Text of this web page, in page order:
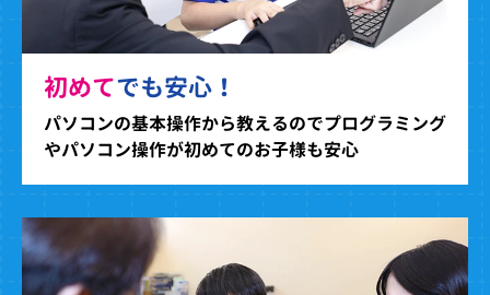
初めてでも安心！
パソコンの基本操作から教えるのでプログラミング
やパソコン操作が初めてのお子様も安心